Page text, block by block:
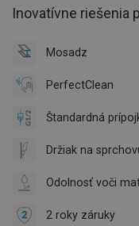
Inovatívne riešenia
Mosadz
PerfectClean
Štandardná
Držiak na
Odolnosť voči
2 roky záruky